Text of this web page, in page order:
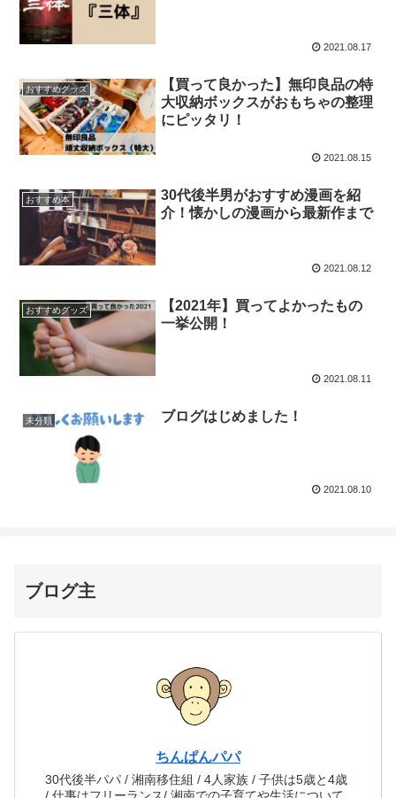
2021.08.17
おすすめグッズ
【買って良かった】無印良品の特
大収納ボックスがおもちゃの整理
にピッタリ！
2021.08.15
おすすめ本
30代後半男がおすすめ漫画を紹
介！懐かしの漫画から最新作まで
2021.08.12
おすすめグッズ
【2021年】買ってよかったもの
一挙公開！
2021.08.11
未分類 ブログはじめました！
2021.08.10
ブログ主
ちんぱんパパ
30代後半パパ / 湘南移住組 / 4人家族 / 子供は5歳と4歳